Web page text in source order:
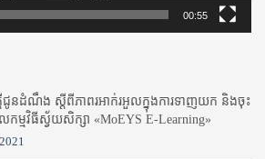
00:55
ជូនដំណឹង ស្តី​ពីភាព​រអាក់រអួល​ក្នុងការ​ទាញ​យក និង​ចុះ​
កម្មវិធី​ស្វ័យសិក្សា «MoEYS E-Learning»